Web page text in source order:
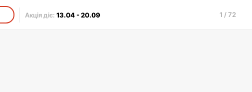
Акція діє: 13.04-20.09 1 / 72